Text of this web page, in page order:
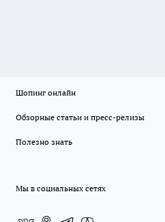
Шопинг онлайн
Обзорные статьи и пресс-релизы
Полезно знать
Мы в социальных сетях